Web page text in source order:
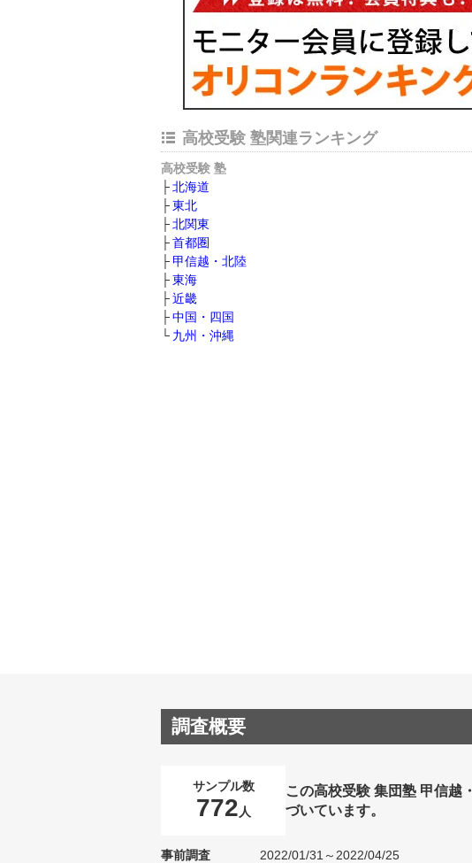
高校受験 塾関連ランキング
高校受験 塾
北海道
東北
北関東
首都圏
甲信越・北陸
東海
近畿
中国・四国
九州・沖縄
調査概要
サンプル数
772 人
この高校受験 集団塾 甲信越
づいています。
事前調査
2022/01/31～2022/04/25